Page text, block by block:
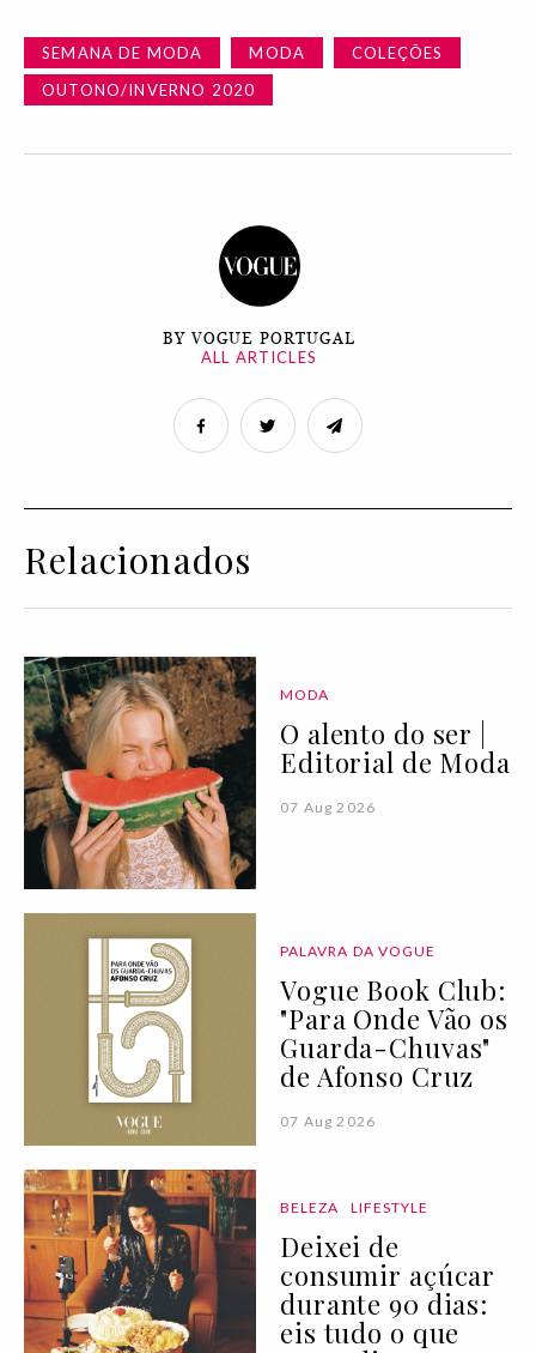
SEMANA DE MODA MODA
COLEÇÕES
OUTONO/INVERNO 2020
BY VOGUE PORTUGAL
ALL ARTICLES
Relacionados
MODA
O alento do ser |
Editorial de Moda
07 Aug 2026
PALAVRA DA VOGUE
Vogue Book Club:
"Para Onde Vão os
Guarda-Chuvas"
de Afonso Cruz
07 Aug 2026
BELEZA LIFESTYLE
Deixei de
consumir açúcar
durante 90 dias:
eis tudo o que